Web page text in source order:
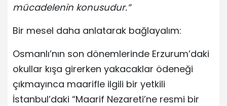
mücadelenin konusudur.”
Bir mesel daha anlatarak bağlayalım:
Osmanlı’nın son dönemlerinde Erzurum’daki
okullar kışa girerken yakacaklar ödeneği
çıkmayınca maarifle ilgili bir yetkili
İstanbul’daki “Maarif Nezareti’ne resmi bir